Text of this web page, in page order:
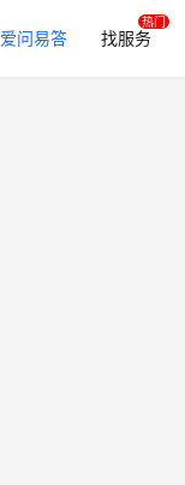
爱问易答 找服务